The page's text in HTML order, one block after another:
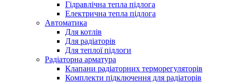
Гідравлічна тепла підлога
Електрична тепла підлога
Автоматика
Для котлів
Для радіаторів
Для теплої підлоги
Радіаторна арматура
Клапани радіаторних терморегуляторів
Комплекти підключення для радіаторів